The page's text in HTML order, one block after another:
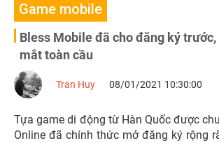
Game mobile
Bless Mobile đã cho đăng ký trước,
mắt toàn cầu
Tran Huy 08/01/2021 10:30:00
Tựa game di động từ Hàn Quốc được
Online đã chính thức mở đăng ký rộng